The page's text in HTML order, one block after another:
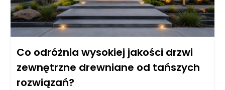
Co odróżnia wysokiej jakości drzwi
zewnętrzne drewniane od tańszych
rozwiązań?